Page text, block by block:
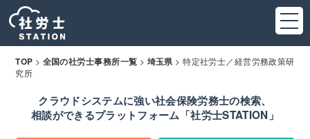
TOP > 全国の社労士事務所一覧 > 埼玉県 >特定社労士／経営労務政策研
究所
クラウドシステムに強い社会保険労務士の検索、
相談ができるプラットフォーム「社労士STATION」